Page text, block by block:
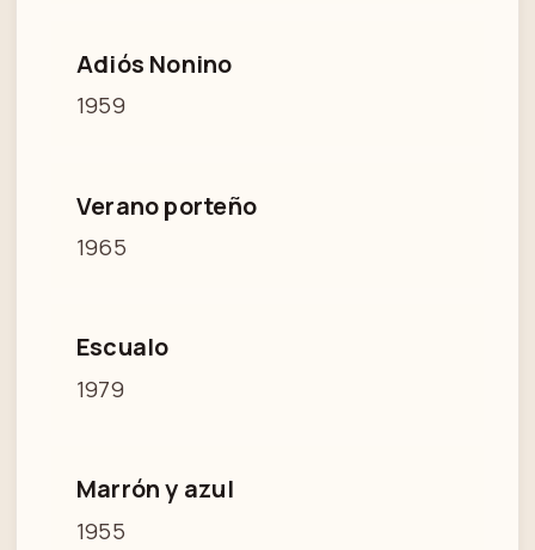
Adiós Nonino
1959
Verano porteño
1965
Escualo
1979
Marrón y azul
1955